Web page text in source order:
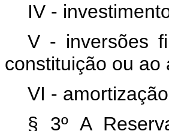
IV -
V - inversões
constituição ou ao
VI -
§ 3º A